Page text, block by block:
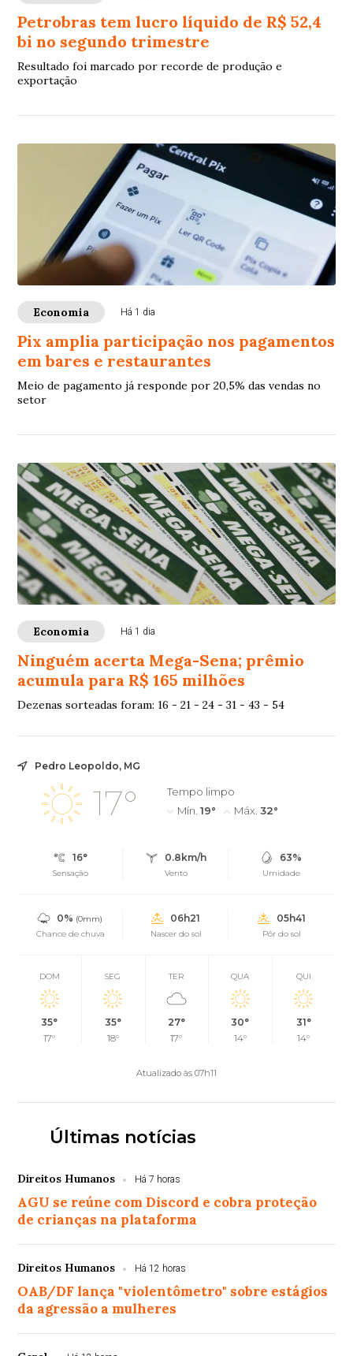
Petrobras tem lucro líquido de R$ 52,4
bi no segundo trimestre
Resultado foi marcado por recorde de produção e
exportação
Economia Há 1 dia
Pix amplia participação nos pagamentos
em bares e restaurantes
Meio de pagamento já responde por 20,5% das vendas no
setor
Economia Há 1 dia
Ninguém acerta Mega-Sena; prêmio
acumula para R$ 165 milhões
Dezenas sorteadas foram: 16 - 21 - 24 - 31 - 43 - 54
Pedro Leopoldo, MG
17°
Tempo limpo
Mín. 19° Máx. 32°
16°
Sensação
0.8km/h
Vento
63%
Umidade
0% (0mm)
Chance de chuva
06h21
Nascer do sol
05h41
Pôr do sol
DOM
35°
17°
SEG
35°
18°
TER
27°
17°
QUA
30°
14°
QUI
31°
14°
Atualizado às 07h11
Últimas notícias
Direitos Humanos Há 7 horas
AGU se reúne com Discord e cobra proteção
de crianças na plataforma
Direitos Humanos Há 12 horas
OAB/DF lança "violentômetro" sobre estágios
da agressão a mulheres